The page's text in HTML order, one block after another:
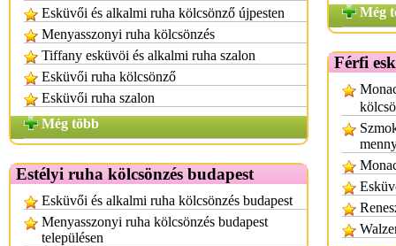
Esküvői és alkalmi ruha kölcsönző újpesten
Menyasszonyi ruha kölcsönzés
Tiffany esküvöi és alkalmi ruha szalon
Esküvői ruha kölcsönző
Esküvői ruha szalon
Még több
Estélyi ruha kölcsönzés budapest
Esküvői és alkalmi ruha kölcsönzés budapest
Menyasszonyi ruha kölcsönzés budapest
településen
Még
Férfi